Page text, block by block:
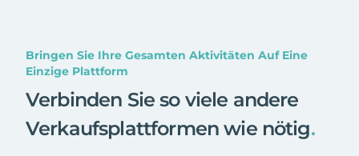
Bringen Sie Ihre Gesamten Aktivitäten Auf Eine
Einzige Plattform
Verbinden Sie so viele andere
Verkaufsplattformen wie nötig.